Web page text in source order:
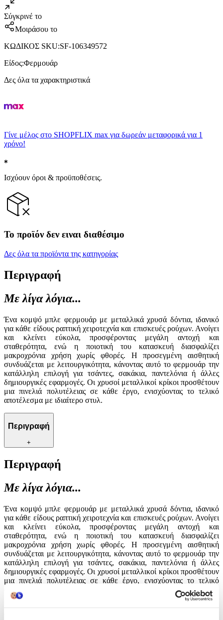
Σύγκρινέ το
Μοιράσου το
ΚΩΔΙΚΟΣ SKU:SF-106349572
Είδος:Φερμουάρ
Δες όλα τα χαρακτηριστικά
Γίνε μέλος στο SHOPFLIX max για δωρεάν μεταφορικά για 1
χρόνο!
Ισχύουν όροι & προϋποθέσεις.
Το προϊόν δεν ειναι διαθέσιμο
Δες όλα τα προϊόντα της κατηγορίας
Περιγραφή
Με λίγα λόγια...
Ένα κομψό μπλε φερμουάρ με μεταλλικά χρυσά δόντια, ιδανικό
για κάθε είδους ραπτική χειροτεχνία και επισκευές ρούχων. Ανοίγει
και κλείνει εύκολα, προσφέροντας μεγάλη αντοχή και
σταθερότητα, ενώ η ποιοτική του κατασκευή διασφαλίζει
μακροχρόνια χρήση χωρίς φθορές. Η προσεγμένη αισθητική
συνδυάζεται με λειτουργικότητα, κάνοντας αυτό το φερμουάρ την
κατάλληλη επιλογή για τσάντες, σακάκια, παντελόνια ή άλλες
δημιουργικές εφαρμογές. Οι χρυσοί μεταλλικοί κρίκοι προσθέτουν
μια πινελιά πολυτέλειας σε κάθε έργο, ενισχύοντας το τελικό
αποτέλεσμα με ιδιαίτερο στυλ.
Περιγραφή
+
Περιγραφή
Με λίγα λόγια...
Ένα κομψό μπλε φερμουάρ με μεταλλικά χρυσά δόντια, ιδανικό
για κάθε είδους ραπτική χειροτεχνία και επισκευές ρούχων. Ανοίγει
και κλείνει εύκολα, προσφέροντας μεγάλη αντοχή και
σταθερότητα, ενώ η ποιοτική του κατασκευή διασφαλίζει
μακροχρόνια χρήση χωρίς φθορές. Η προσεγμένη αισθητική
συνδυάζεται με λειτουργικότητα, κάνοντας αυτό το φερμουάρ την
κατάλληλη επιλογή για τσάντες, σακάκια, παντελόνια ή άλλες
δημιουργικές εφαρμογές. Οι χρυσοί μεταλλικοί κρίκοι προσθέτουν
μια πινελιά πολυτέλειας σε κάθε έργο, ενισχύοντας το τελικό
Χαρακτηριστικά